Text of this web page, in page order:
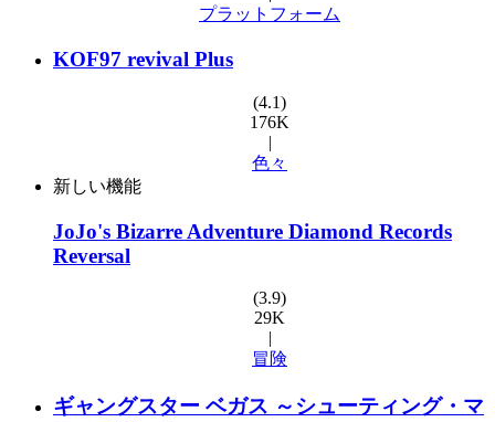
プラットフォーム
KOF97 revival Plus
(4.1)
176K
|
色々
新しい機能
JoJo's Bizarre Adventure Diamond Records
Reversal
(3.9)
29K
|
冒険
ギャングスター ベガス ～シューティング・マ